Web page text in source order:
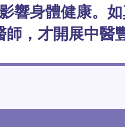
響身體健康。
，才開展中醫